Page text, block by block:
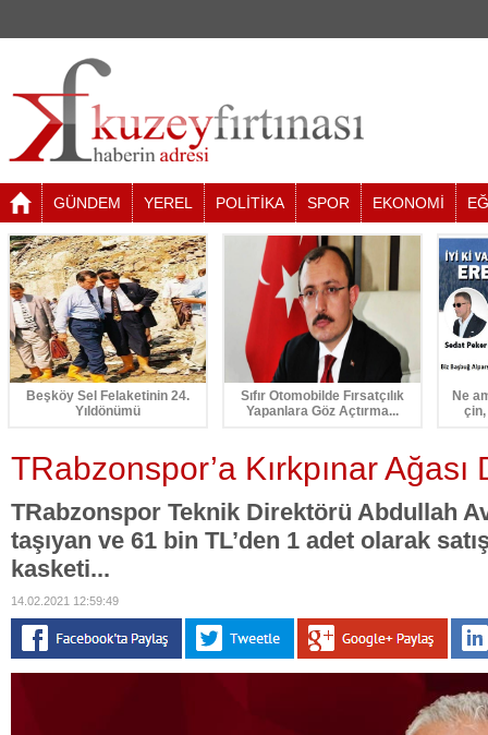
GÜNDEM YEREL POLİTİKA SPOR EKONOMİ
Beşköy Sel Felaketinin 24.
Yıldönümü
Sıfır Otomobilde Fırsatçılık
Yapanlara Göz Açtırma...
Ne
TRabzonspor’a Kırkpınar Ağası
TRabzonspor Teknik Direktörü Abdullah
taşıyan ve 61 bin TL’den 1 adet olarak
kasketi...
14.02.2021 12:59:49